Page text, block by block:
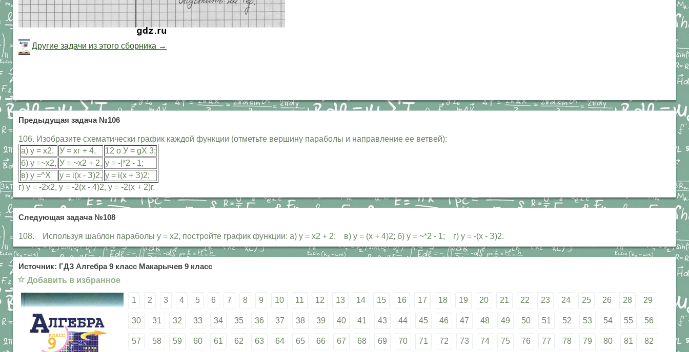
Другие задачи из этого сборника →
Предыдущая задача №106
106. Изобразите схематически график каждой функции (отметьте вершину параболы и направление ее ветвей):
а) у = х2,
У = хг + 4,
12 о У = gX 3;
б) у =~х2, У = ~х2 + 2, у = -|*2 - 1;
в) у =^Х
у = i(x - З)2, у = i(x + З)2;
г) у = -2х2, у = -2(х - 4)2, у = -2(х + 2)г.
Следующая задача №108
108. Используя шаблон параболы у = х2, постройте график функции: а) у = х2 + 2; в) у = (х + 4)2; б) у = ~*2 - 1; г) у = -(х - З)2.
Источник: ГДЗ Алгебра 9 класс Макарычев 9 класс
☆ Добавить в избранное
1 2 3 4 5 6 7 8 9 10 11 12 13 14 15 16 17 18 19 20 21 22 23 24 25 26 28 29
30 31 32 33 34 35 36 37 38 39 40 41 43 44 45 46 47 48 49 50 51 52 53 54 55 56
57 58 59 60 61 62 63 64 65 66 67 68 69 70 71 72 73 74 75 76 77 78 79 80 81 82